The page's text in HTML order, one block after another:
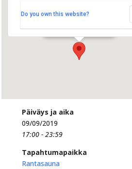
Jämeräntaival 5 - Espoo
Tapahtumat
Do you own this website?
Päiväys ja aika
09/09/2019
17:00 - 23:59
Tapahtumapaikka
Rantasauna